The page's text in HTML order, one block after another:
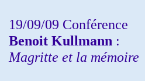
19/09/09 Conférence
Benoit Kullmann :
Magritte et la mémoire